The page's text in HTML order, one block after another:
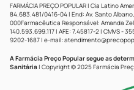
FARMÁCIA PREÇO POPULAR | Cia Latino
84.683.481/0416-04 | End: Av. Santo
000Farmacêutica Responsável: Amanda
140.593.699.117 | AFE: 7.45817-2 | CMVS -
9202-1687 | e-mail:
A Farmácia Preço Popular segue as
Sanitária | Copyright © 2025 Farmácia